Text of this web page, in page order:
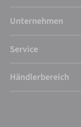
Unternehmen
Service
Händlerbereich